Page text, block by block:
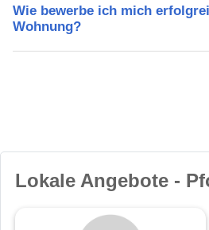
Wie bewerbe ich mich
Wohnung?
Lokale Angebote -